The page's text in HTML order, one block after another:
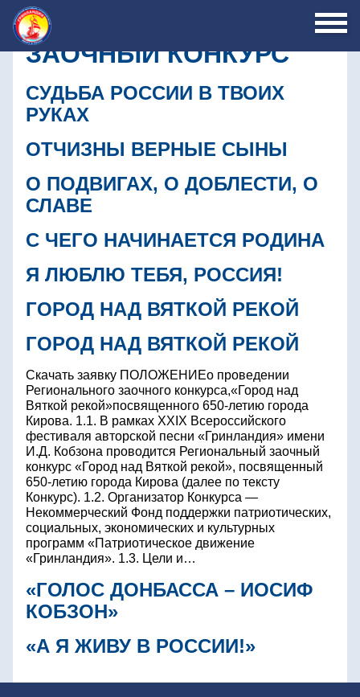
ЗАОЧНЫЙ КОНКУРС
СУДЬБА РОССИИ В ТВОИХ
РУКАХ
ОТЧИЗНЫ ВЕРНЫЕ СЫНЫ
О ПОДВИГАХ, О ДОБЛЕСТИ, О
СЛАВЕ
С ЧЕГО НАЧИНАЕТСЯ РОДИНА
Я ЛЮБЛЮ ТЕБЯ, РОССИЯ!
ГОРОД НАД ВЯТКОЙ РЕКОЙ
ГОРОД НАД ВЯТКОЙ РЕКОЙ
Скачать заявку ПОЛОЖЕНИЕо проведении
Регионального заочного конкурса,«Город над
Вяткой рекой»посвященного 650-летию города
Кирова. 1.1. В рамках XXIX Всероссийского
фестиваля авторской песни «Гринландия» имени
И.Д. Кобзона проводится Региональный заочный
конкурс «Город над Вяткой рекой», посвященный
650-летию города Кирова (далее по тексту
Конкурс). 1.2. Организатор Конкурса —
Некоммерческий Фонд поддержки патриотических,
социальных, экономических и культурных
программ «Патриотическое движение
«Гринландия». 1.3. Цели и…
«ГОЛОС ДОНБАССА – ИОСИФ
КОБЗОН»
«А Я ЖИВУ В РОССИИ!»